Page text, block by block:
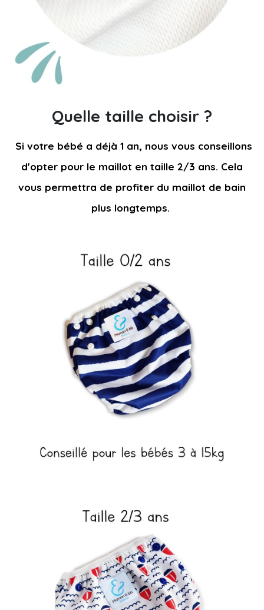
Quelle taille choisir ?
Si votre bébé a déjà 1 an, nous vous conseillons
d'opter pour le maillot en taille 2/3 ans. Cela
vous permettra de profiter du maillot de bain
plus longtemps.